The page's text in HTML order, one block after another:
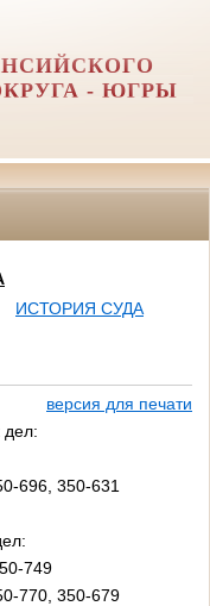
- ЮГРЫ
ИСТОРИЯ СУДА
версия для печати
дел:
696, 350-631
749
770, 350-679